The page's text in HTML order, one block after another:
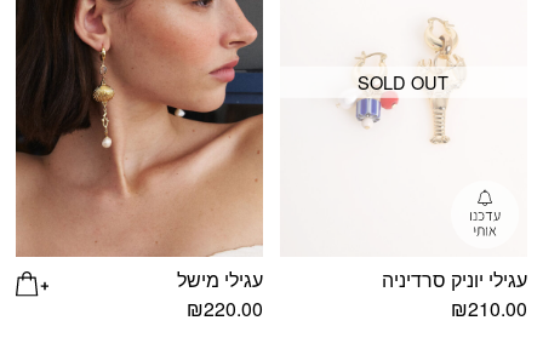
SOLD OUT
עגילי יוניק סרדיניה
₪210.00
עגילי מישל
₪220.00